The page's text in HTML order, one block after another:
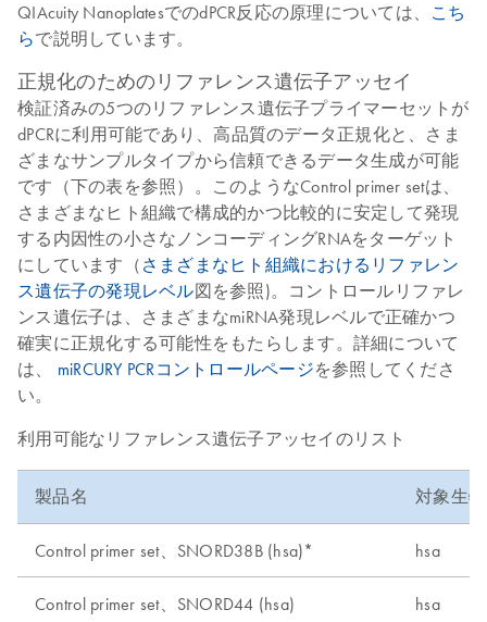
QIAcuity NanoplatesでのdPCR反応の原理については、 こち
らで説明しています。
正規化のためのリファレンス遺伝子アッセイ
検証済みの5つのリファレンス遺伝子プライマーセットが
dPCRに利用可能であり、高品質のデータ正規化と、さま
ざまなサンプルタイプから信頼できるデータ生成が可能
です（下の表を参照）。このようなControl primer setは、
さまざまなヒト組織で構成的かつ比較的に安定して発現
する内因性の小さなノンコーディングRNAをターゲット
にしています（ さまざまなヒト組織におけるリファレン
ス遺伝子の発現レベル図を参照)。コントロールリファレ
ンス遺伝子は、さまざまなmiRNA発現レベルで正確かつ
確実に正規化する可能性をもたらします。詳細について
は、 miRCURY PCRコントロールページを参照してくださ
い。
利用可能なリファレンス遺伝子アッセイのリスト
製品名 対象生物
Control primer set、SNORD38B (hsa)* hsa
Control primer set、SNORD44 (hsa) hsa